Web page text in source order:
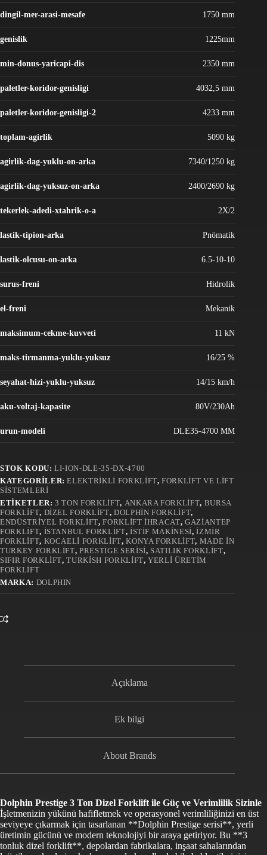
dingil-mer-arasi-mesafe 1750 mm
genislik 1225mm
min-donus-yaricapi-dis 2350 mm
paletler-koridor-genisligi 4032,5 mm
paletler-koridor-genisligi-2 4233 mm
toplam-agirlik 5090 kg
agirlik-dag-yuklu-on-arka 7340/1250 kg
agirlik-dag-yuksuz-on-arka 2400/2690 kg
tekerlek-adedi-xtahrik-o-a 2X/2
lastik-tipion-arka Pnömatik
lastik-olcusu-on-arka 6.5-10-10
surus-freni Hidrolik
el-freni Mekanik
maksimum-cekme-kuvveti 11 kN
maks-tirmanma-yuklu-yuksuz 16/25 %
seyahat-hizi-yuklu-yuksuz 14/15 km/h
aku-voltaj-kapasite 80V/230Ah
urun-modeli DLE35-4700 MM
STOK KODU:LI-ION-DLE-35-DX-4700
KATEGORILER:ELEKTRIKLI FORKLIFT,FORKLIFT VE LIFT
SISTEMLERI
ETIKETLER:3 TON FORKLIFT, ANKARA FORKLIFT, BURSA
FORKLIFT, DIZEL FORKLIFT, DOLPHIN FORKLIFT,
ENDÜSTRIYEL FORKLIFT,FORKLIFT İHRACAT,GAZIANTEP
FORKLIFT, İSTANBUL FORKLIFT, İSTIF MAKINESI,İZMIR
FORKLIFT, KOCAELI FORKLIFT,KONYA FORKLIFT, MADE IN
TURKEY FORKLIFT,PRESTIGE SERISI, SATILIK FORKLIFT,
SIFIR FORKLIFT,TURKISH FORKLIFT,YERLI ÜRETIM
FORKLIFT
MARKA: DOLPHIN
Açıklama
Ek bilgi
About Brands
Dolphin Prestige 3 Ton Dizel Forklift ile Güç ve Verimlilik Sizinle
İşletmenizin yükünü hafifletmek ve operasyonel verimliliğinizi en üst
seviyeye çıkarmak için tasarlanan **Dolphin Prestige serisi**, yerli
üretimin gücünü ve modern teknolojiyi bir araya getiriyor. Bu **3
tonluk dizel forklift**, depolardan fabrikalara, inşaat sahalarından